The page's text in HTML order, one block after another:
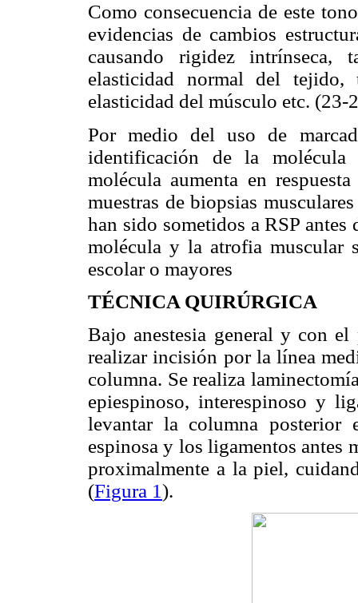
Como consecuencia de este
evidencias de cambios
causando rigidez intrínseca,
elasticidad normal del tejido,
elasticidad del músculo etc. (23-
Por medio del uso de
identificación de la
molécula aumenta en
muestras de biopsias
han sido sometidos a RSP
molécula y la atrofia muscular
escolar o mayores
TÉCNICA QUIRÚRGICA
Bajo anestesia general y con
realizar incisión por la línea
columna. Se realiza
epiespinoso, interespinoso y
levantar la columna posterior
espinosa y los ligamentos antes
proximalmente a la piel,
(Figura 1).